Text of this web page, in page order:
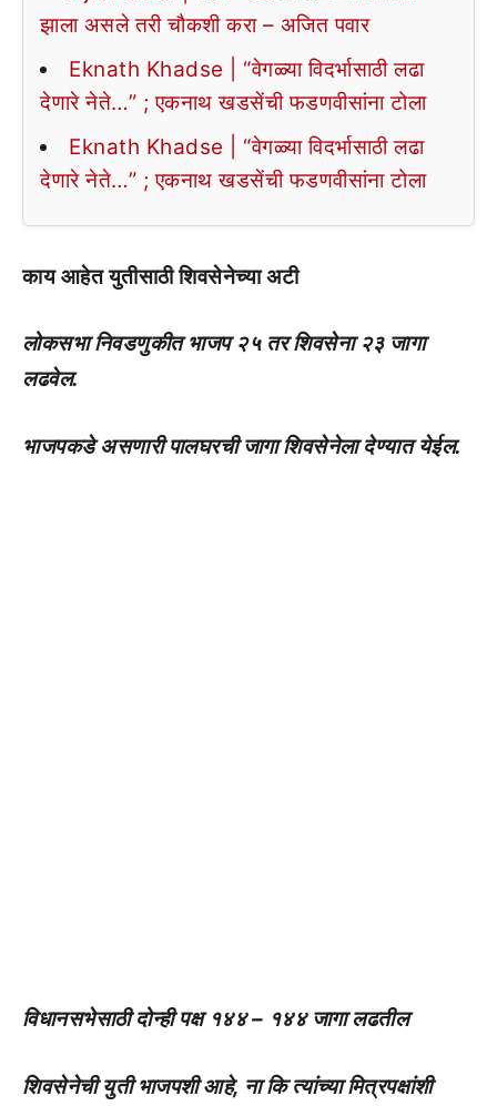
झाला असले तरी चौकशी करा – अजित पवार
Eknath Khadse | “वेगळ्या विदर्भासाठी लढा
देणारे नेते…” ; एकनाथ खडसेंची फडणवीसांना टोला
Eknath Khadse | “वेगळ्या विदर्भासाठी लढा
देणारे नेते…” ; एकनाथ खडसेंची फडणवीसांना टोला
काय आहेत युतीसाठी शिवसेनेच्या अटी
लोकसभा निवडणुकीत भाजप २५ तर शिवसेना २३ जागा
लढवेल.
भाजपकडे असणारी पालघरची जागा शिवसेनेला देण्यात येईल.
विधानसभेसाठी दोन्ही पक्ष १४४ – १४४ जागा लढतील
शिवसेनेची युती भाजपशी आहे, ना कि त्यांच्या मित्रपक्षांशी